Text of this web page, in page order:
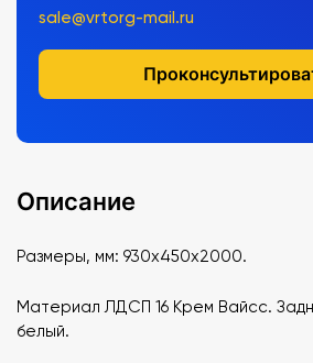
sale@vrtorg-mail.ru
Описание
Размеры, мм: 930х450х2000.
Материал ЛДСП 16 Крем Вайсс.
белый.